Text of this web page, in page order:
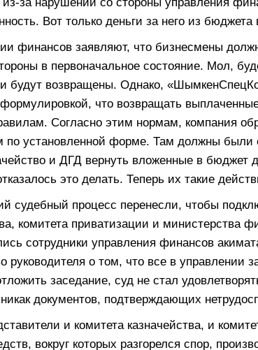
Вот только деньги за него из бюджета
финансов заявляют, что бизнесмены
в первоначальное состояние. Мол,
будут возвращены. Однако,
формулировкой, что возвращать
Согласно этим нормам, компания
по установленной форме. Там должны были
и ДГД вернуть вложенные в бюджет
это делать. Теперь их такие
судебный процесс перенесли, чтобы
комитета приватизации и министерства
сотрудники управления финансов
руководителя о том, что все в управлении
заседание, суд не стал
документов, подтверждающих
и комитета казначейства, и
вокруг которых разгорелся спор,